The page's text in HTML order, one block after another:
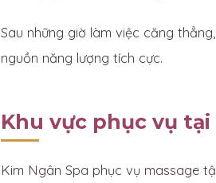
Sau những giờ làm việc căng
nguồn năng lượng tích cực.
Khu vực phục vụ
Kim Ngân Spa phục vụ massage